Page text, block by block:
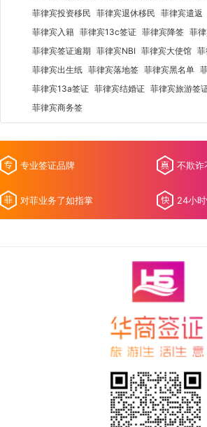
菲律宾投资移民 菲律宾退休移民 菲律宾遣返
菲律宾入籍 菲律宾13c签证 菲律宾降签 菲
菲律宾签证逾期 菲律宾NBI 菲律宾大使馆
菲律宾出生纸 菲律宾落地签 菲律宾黑名单
菲律宾13a签证 菲律宾结婚证 菲律宾旅游签
菲律宾商务签
专业签证品牌 不欺诈
对菲业务了如指掌 24小